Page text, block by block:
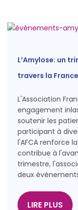
L’Amylose: un
travers la France
L'Association
engagement
soutenir les
participant à
l'AFCA renforce
contribue à
trimestre,
deux
LIRE PLUS